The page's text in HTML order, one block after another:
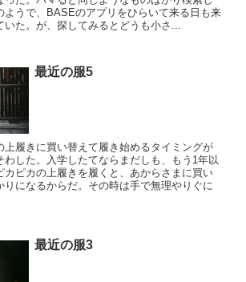
ようで、BASEのアプリをひらいて来る日も来
た。が、探してみるとどうも小さ...
最近の服5
履きに買い替えて履き始めるタイミングが
わした。入学したてならまだしも、もう1年以
カピカの上履きを履くと、あからさまに買い
りになるからだ。その時は手で無理やりぐに
最近の服3